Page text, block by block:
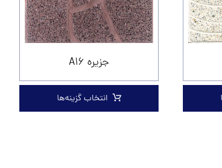
جزیره A۱۶
انتخاب گزینه‌ها